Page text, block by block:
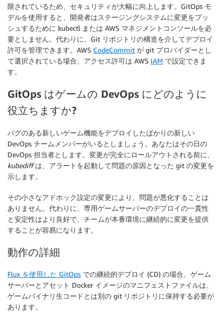
限されているため、セキュリティが大幅に向上します。GitOps モ
デルを使用すると、開発者はステージングシステムに変更をプッ
シュするために kubectl または AWS マネジメントコンソールを必
要としません。代わりに、Git リポジトリの構造を介してデプロイ
許可を管理できます。AWS CodeCommit が git プロバイダーとし
て選択されている場合、アクセス許可は AWS IAM で設定できま
す。
GitOps はゲームの DevOps にどのように
役立ちますか?
バグのある新しいゲーム機能をデプロイしたばかりの新しい
DevOps チームメンバーがいるとしましょう。あなたはその日の
DevOps 担当者とします。変更が完全にロールアウトされる前に、
kubediffは、アラートを起動して問題の原因となった git の変更を
示します。
その小さなアドホック設定の変更により、問題が悪化することは
ありません。代わりに、専用ゲームサーバーのデプロイの一貫性
と安定性はより良好で、チームが本番環境に継続的に変更を提供
することが容易になります。
動作の詳細
Flux を使用した GitOps での継続的デプロイ (CD) の場合、ゲーム
サーバーとアセット Docker イメージのマニフェストファイルは、
ゲームバイナリ生コードとは別の git リポジトリに保持する必要が
あります。